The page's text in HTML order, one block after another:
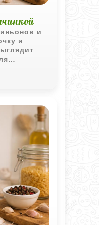
и
и
меню.